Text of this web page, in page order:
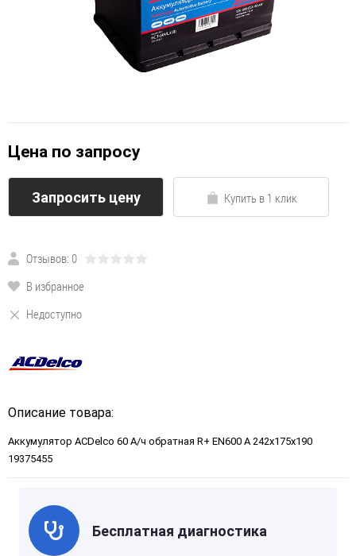
Цена по запросу
Запросить цену Купить в 1 клик
Отзывов: 0
В избранное
Недоступно
Описание товара:
Аккумулятор ACDelco 60 А/ч обратная R+ EN600 A 242x175x190
19375455
Бесплатная диагностика